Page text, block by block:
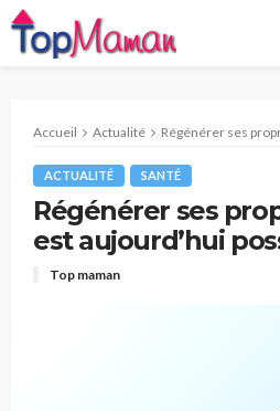
Accueil Actualité Régénérer ses
ACTUALITÉ SANTÉ
Régénérer ses
est aujourd’hui
Top maman